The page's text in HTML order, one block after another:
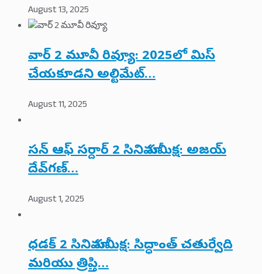
August 13, 2025
వార్ 2 మూవీ రివ్యూ: 2025లో మిస్
చేయకూడని అల్టిమేట్…
August 11, 2025
సన్ ఆఫ్ సర్దార్ 2 సినిమా సమీక్ష: అజయ్
దేవ్‌గణ్…
August 1, 2025
ధడక్ 2 సినిమా సమీక్ష: సిద్ధాంత్ చతుర్వేది
మరియు త్రిప్తి…